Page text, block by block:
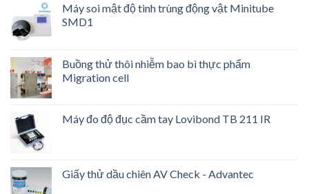
Máy soi mật độ tinh trùng động vật Minitube
SMD1
Buồng thử thôi nhiễm bao bì thực phẩm
Migration cell
Máy đo độ đục cầm tay Lovibond TB 211 IR
Giấy thử dầu chiên AV Check - Advantec